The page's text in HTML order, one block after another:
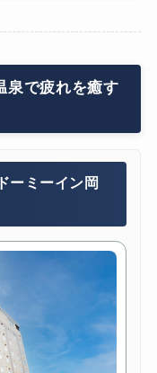
泉で疲れを癒す
ーミーイン岡